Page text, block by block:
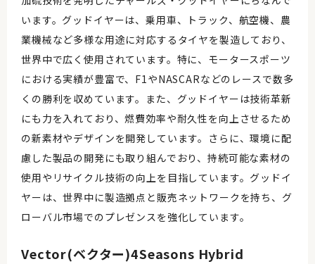
います。グッドイヤーは、乗用車、トラック、航空機、農
業機械など多様な用途に対応するタイヤを製造しており、
世界中で広く使用されています。特に、モータースポーツ
における実績が豊富で、F1やNASCARなどのレースで数多
くの勝利を収めています。また、グッドイヤーは技術革新
にも力を入れており、燃費効率や耐久性を向上させるため
の新素材やデザインを開発しています。さらに、環境に配
慮した製品の開発にも取り組んでおり、持続可能な素材の
使用やリサイクル技術の向上を目指しています。グッドイ
ヤーは、世界中に製造拠点と販売ネットワークを持ち、グ
ローバル市場でのプレゼンスを強化しています。
Vector(ベクター)4Seasons Hybrid